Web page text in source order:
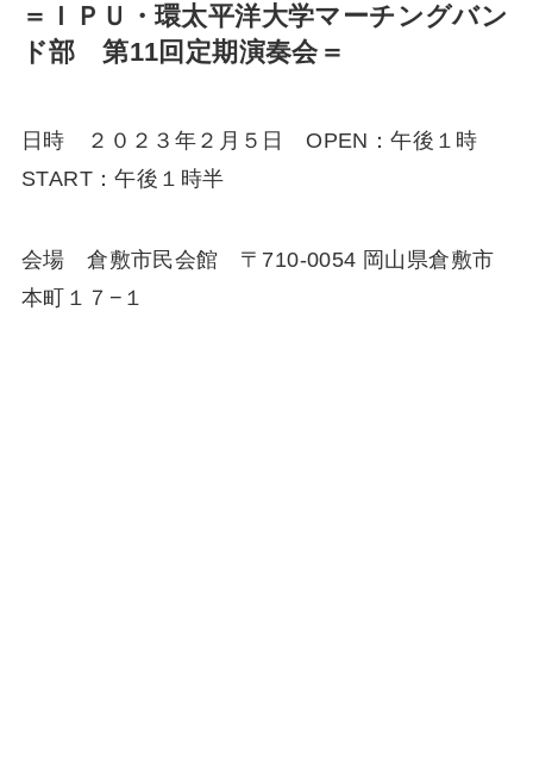
＝ＩＰＵ・環太平洋大学マーチングバン
ド部 第11回定期演奏会＝
日時 ２０２３年２月５日 OPEN：午後１時
START：午後１時半
会場 倉敷市民会館 〒710-0054 岡山県倉敷市
本町１７−１